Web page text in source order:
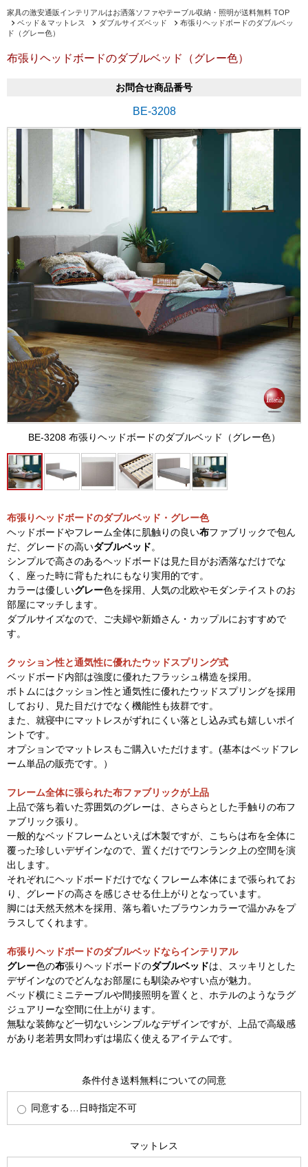
家具の激安通販インテリアルはお洒落ソファやテーブル収納・照明が送料無料 TOP
ベッド＆マットレス
ダブルサイズベッド
布張りヘッドボードのダブルベッ
ド（グレー色）
布張りヘッドボードのダブルベッド（グレー色）
お問合せ商品番号
BE-3208
BE-3208 布張りヘッドボードのダブルベッド（グレー色）
布張りヘッドボードのダブルベッド・グレー色
ヘッドボードやフレーム全体に肌触りの良い布ファブリックで包ん
だ、グレードの高いダブルベッド。
シンプルで高さのあるヘッドボードは見た目がお洒落なだけでな
く、座った時に背もたれにもなり実用的です。
カラーは優しいグレー色を採用、人気の北欧やモダンテイストのお
部屋にマッチします。
ダブルサイズなので、ご夫婦や新婚さん・カップルにおすすめで
す。
クッション性と通気性に優れたウッドスプリング式
ベッドボード内部は強度に優れたフラッシュ構造を採用。
ボトムにはクッション性と通気性に優れたウッドスプリングを採用
しており、見た目だけでなく機能性も抜群です。
また、就寝中にマットレスがずれにくい落とし込み式も嬉しいポイ
ントです。
オプションでマットレスもご購入いただけます。(基本はベッドフレ
ーム単品の販売です。）
フレーム全体に張られた布ファブリックが上品
上品で落ち着いた雰囲気のグレーは、さらさらとした手触りの布フ
ァブリック張り。
一般的なベッドフレームといえば木製ですが、こちらは布を全体に
覆った珍しいデザインなので、置くだけでワンランク上の空間を演
出します。
それぞれにヘッドボードだけでなくフレーム本体にまで張られてお
り、グレードの高さを感じさせる仕上がりとなっています。
脚には天然天然木を採用、落ち着いたブラウンカラーで温かみをプ
ラスしてくれます。
布張りヘッドボードのダブルベッドならインテリアル
グレー色の布張りヘッドボードのダブルベッドは、スッキリとした
デザインなのでどんなお部屋にも馴染みやすい点が魅力。
ベッド横にミニテーブルや間接照明を置くと、ホテルのようなラグ
ジュアリーな空間に仕上がります。
無駄な装飾など一切ないシンプルなデザインですが、上品で高級感
があり老若男女問わずは場広く使えるアイテムです。
条件付き送料無料についての同意
同意する…日時指定不可
マットレス